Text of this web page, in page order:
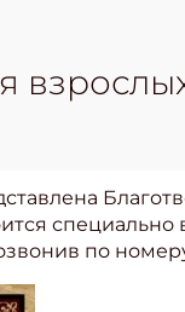
специально
по